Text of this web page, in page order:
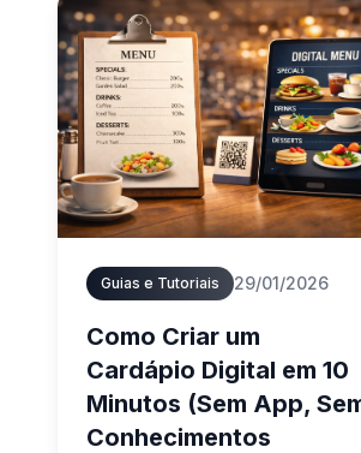
Guias e Tutoriais 29/01/2026
Como Criar um
Cardápio Digital em 10
Minutos (Sem App,
Conhecimentos